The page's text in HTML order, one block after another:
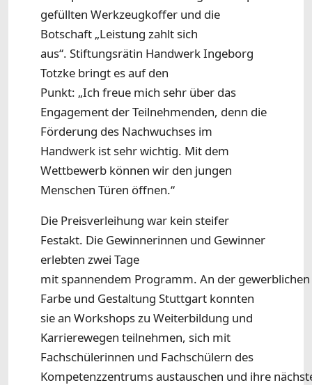
gefüllten Werkzeugkoffer und die
Botschaft „Leistung zahlt sich
aus“. Stiftungsrätin Handwerk Ingeborg
Totzke bringt es auf den
Punkt: „Ich freue mich sehr über das
Engagement der Teilnehmenden, denn die
Förderung des Nachwuchses im
Handwerk ist sehr wichtig. Mit dem
Wettbewerb können wir den jungen
Menschen Türen öffnen.“
Die Preisverleihung war kein steifer
Festakt. Die Gewinnerinnen und Gewinner
erlebten zwei Tage
mit spannendem Programm. An der gewerblichen
Farbe und Gestaltung Stuttgart konnten
sie an Workshops zu Weiterbildung und
Karrierewegen teilnehmen, sich mit
Fachschülerinnen und Fachschülern des
Kompetenzzentrums austauschen und ihre